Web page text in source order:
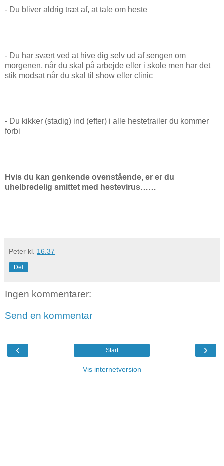
- Du bliver aldrig træt af, at tale om heste
- Du har svært ved at hive dig selv ud af sengen om
morgenen, når du skal på arbejde eller i skole men har det
stik modsat når du skal til show eller clinic
- Du kikker (stadig) ind (efter) i alle hestetrailer du kommer
forbi
Hvis du kan genkende ovenstående, er er du
uhelbredelig smittet med hestevirus……
Peter kl. 16.37
Del
Ingen kommentarer:
Send en kommentar
‹ ›
Start
Vis internetversion